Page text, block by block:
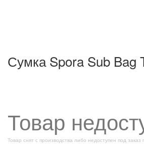
Сумка Spora Sub Bag
Товар
Товар снят с производства либо недоступен под